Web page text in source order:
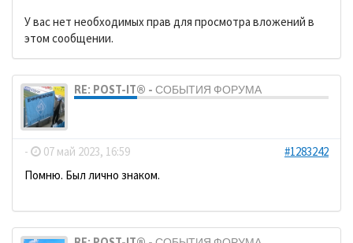
У вас нет необходимых прав для просмотра вложений в
этом сообщении.
RE: POST-IT® - СОБЫТИЯ ФОРУМА
- 07 май 2023, 16:59
#1283242
Помню. Был лично знаком.